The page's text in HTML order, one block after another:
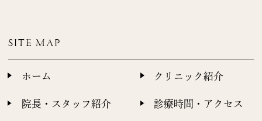
SITE MAP
ホーム クリニック紹介
院長・スタッフ紹介 診療時間・アクセス